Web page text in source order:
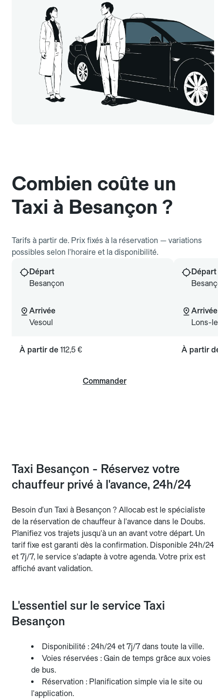
Combien coûte un
Taxi à Besançon ?
Tarifs à partir de. Prix fixés à la réservation — variations
possibles selon l'horaire et la disponibilité.
Départ
Besançon
Arrivée
Vesoul
À partir de 112,5 €
Commander
Départ
Arrivée
Lons-
À partir
Taxi Besançon - Réservez votre
chauffeur privé à l'avance, 24h/24
Besoin d'un Taxi à Besançon ? Allocab est le spécialiste
de la réservation de chauffeur à l'avance dans le Doubs.
Planifiez vos trajets jusqu'à un an avant votre départ. Un
tarif fixe est garanti dès la confirmation. Disponible 24h/24
et 7j/7, le service s'adapte à votre agenda. Votre prix est
affiché avant validation.
L'essentiel sur le service Taxi
Besançon
Disponibilité : 24h/24 et 7j/7 dans toute la ville.
Voies réservées : Gain de temps grâce aux voies
de bus.
Réservation : Planification simple via le site ou
l'application.